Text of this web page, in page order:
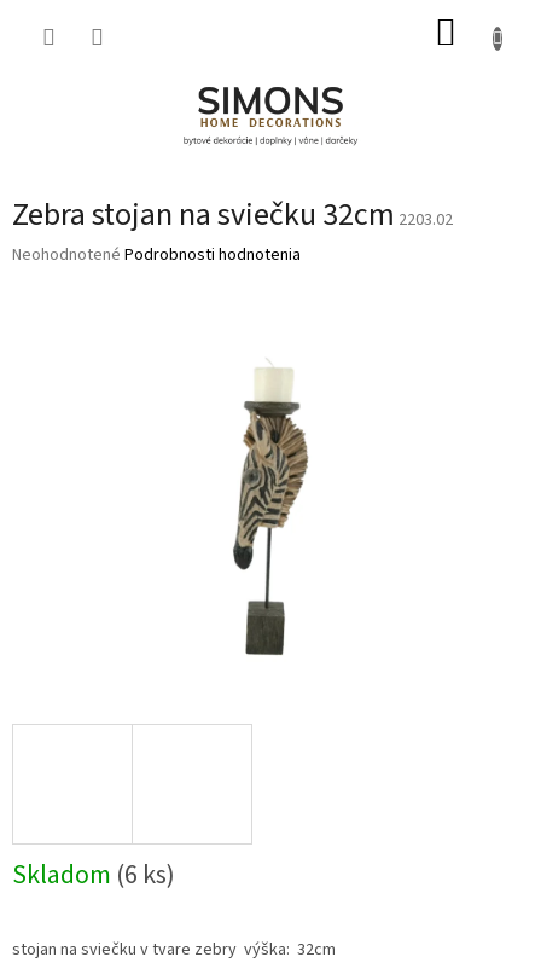
Zebra stojan na sviečku 32cm 2203.02
Priemerné
Neohodnotené Podrobnosti hodnotenia
Skladom (6 ks)
stojan na sviečku v tvare zebry výška: 32cm